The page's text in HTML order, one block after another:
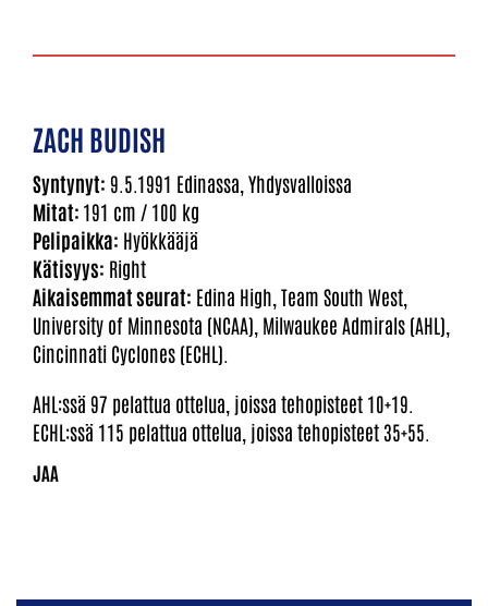
ZACH BUDISH
Syntynyt: 9.5.1991 Edinassa, Yhdysvalloissa
Mitat: 191 cm / 100 kg
Pelipaikka: Hyökkääjä
Kätisyys: Right
Aikaisemmat seurat: Edina High, Team South West,
University of Minnesota (NCAA), Milwaukee Admirals (AHL),
Cincinnati Cyclones (ECHL).
AHL:ssä 97 pelattua ottelua, joissa tehopisteet 10+19.
ECHL:ssä 115 pelattua ottelua, joissa tehopisteet 35+55.